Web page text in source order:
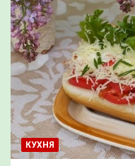
КУХНЯ